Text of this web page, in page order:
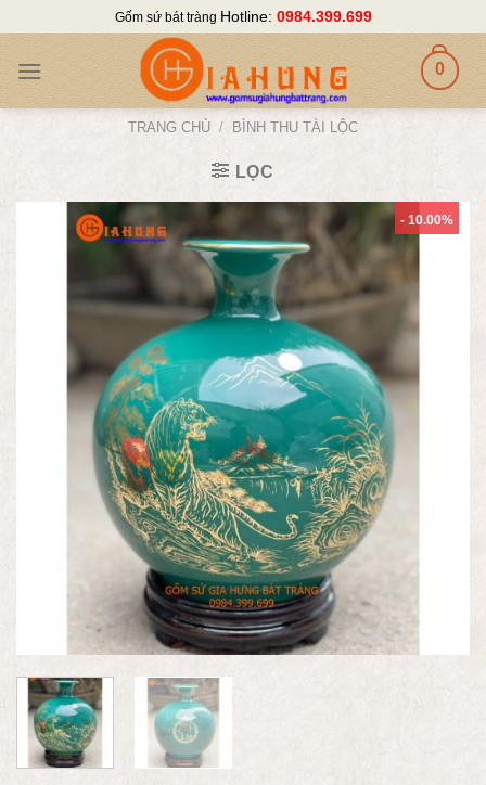
content
Gốm sứ bát tràng Hotline: 0984.399.699
0
TRANG CHỦ / BÌNH THU TÀI LỘC
LỌC
- 10.00%